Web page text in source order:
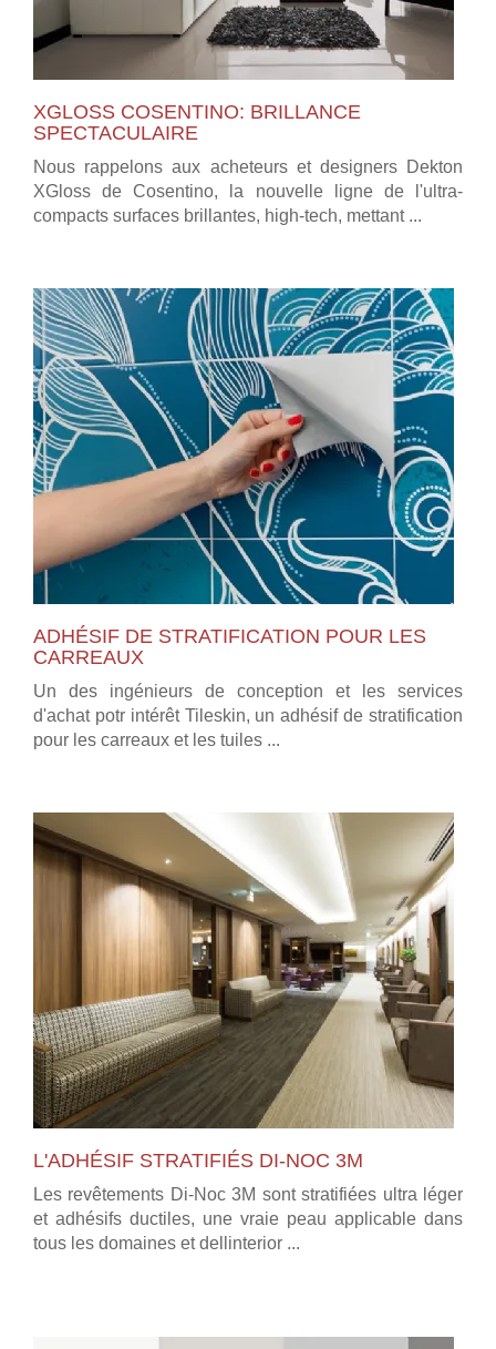
XGLOSS COSENTINO: BRILLANCE
SPECTACULAIRE
Nous rappelons aux acheteurs et designers Dekton
XGloss de Cosentino, la nouvelle ligne de l'ultra-
compacts surfaces brillantes, high-tech, mettant ...
ADHÉSIF DE STRATIFICATION POUR LES
CARREAUX
Un des ingénieurs de conception et les services
d'achat potr intérêt Tileskin, un adhésif de stratification
pour les carreaux et les tuiles ...
L'ADHÉSIF STRATIFIÉS DI-NOC 3M
Les revêtements Di-Noc 3M sont stratifiées ultra léger
et adhésifs ductiles, une vraie peau applicable dans
tous les domaines et dellinterior ...